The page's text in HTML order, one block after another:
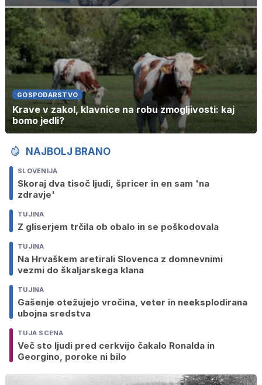
GOSPODARSTVO
Krave v zakol, klavnice na robu zmogljivosti: kaj
bomo jedli?
NAJBOLJ BRANO
SLOVENIJA
Skoraj dva tisoč ljudi, špricer in en sam 'na
zdravje'
TUJINA
Z gliserjem trčila ob obalo in se poškodovala
TUJINA
Na Hrvaškem aretirali Slovenca z domnevnimi
vezmi do škaljarskega klana
TUJINA
Gašenje otežujejo vročina, veter in neeksplodirana
ubojna sredstva
TUJA SCENA
Več sto ljudi pred cerkvijo čakalo Ronalda in
Georgino, poroke ni bilo